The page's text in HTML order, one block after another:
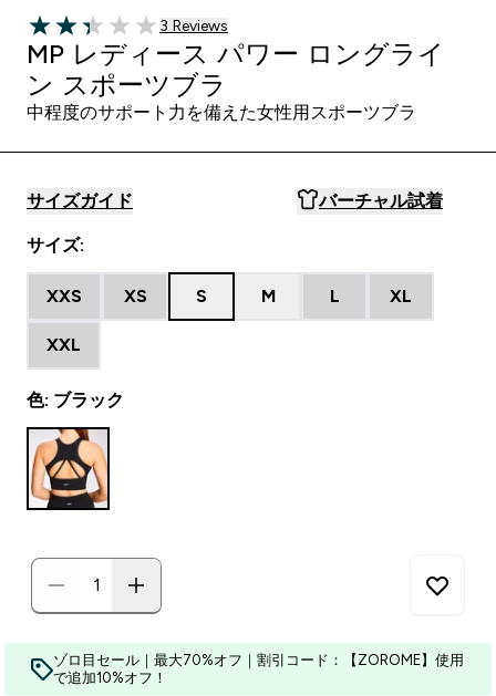
2.33 out of 5 stars
3 ＋件の口コミ
3 Reviews
MP レディース パワー ロングライ
ン スポーツブラ
中程度のサポート力を備えた女性用スポーツブラ
サイズガイド バーチャル試着
サイズ:
XXS XS S M L XL
XXL
色: ブラック
ゾロ目セール｜最大70%オフ｜割引コード：【ZOROME】使用
で追加10%オフ！